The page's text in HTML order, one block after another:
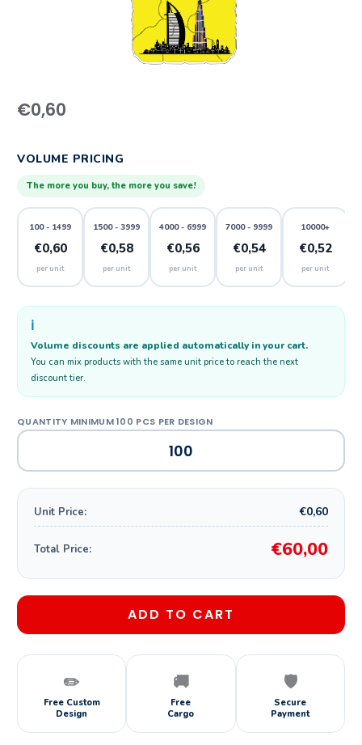
€0,60
VOLUME PRICING
The more you buy, the more you save!
100 - 1499
€0,60
per unit
1500 - 3999
€0,58
per unit
4000 - 6999
€0,56
per unit
7000 - 9999
€0,54
per unit
10000+
€0,52
per unit
ℹ️
Volume discounts are applied automatically in your cart.
You can mix products with the same unit price to reach the next
discount tier.
Unit Price: €0,60
Total Price: €60,00
ADD TO CART
✏️
Free Custom
Design
🚚
Free
Cargo
🛡️
Secure
Payment